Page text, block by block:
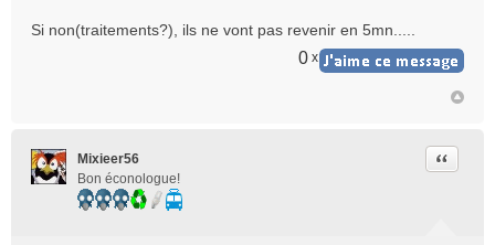
Si non(traitements?), ils ne vont pas revenir en 5mn.....
0 x
Mixieer56
Bon éconologue!
Citer